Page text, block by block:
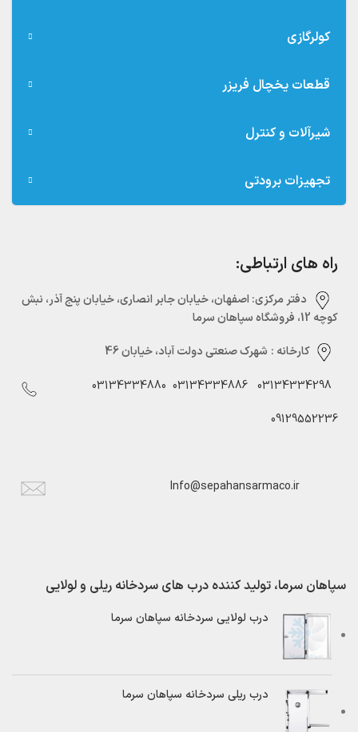
کولرگازی
قطعات یخچال فریزر
شیرآلات و کنترل
تجهیزات برودتی
راه های ارتباطی:
دفتر مرکزی:‌ اصفهان، خیابان جابر انصاری، خیابان پنج آذر، نبش
کوچه 12، فروشگاه سپاهان سرما
کارخانه : شهرک صنعتی دولت آباد، خیابان 46
03134334298
03134334886
03134334880
09129552236
Info@sepahansarmaco.ir
سپاهان سرما، تولید کننده درب های سردخانه ریلی و لولایی
درب لولایی سردخانه سپاهان سرما
درب ریلی سردخانه سپاهان سرما